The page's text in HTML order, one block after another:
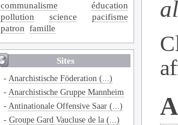
communalisme
éducation
pollution
science
pacifisme
patron famille
Sites
- Anarchistische Föderation (...)
- Anarchistische Gruppe Mannheim
- Antinationale Offensive Saar (...)
-Groupe Gard Vaucluse de la (...)